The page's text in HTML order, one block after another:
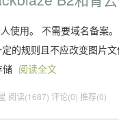
使用。 不需要域名备案
的规则且不应改变图片
储 阅读全文
阅读(1687) 评论(0) 推荐(0)